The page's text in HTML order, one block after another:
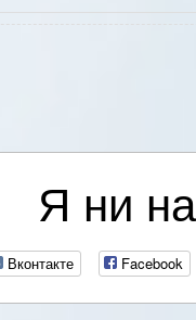
Я ни
Вконтакте Facebook